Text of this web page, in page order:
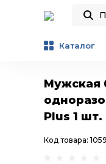
Каталог
Мужская
Plus 1 шт.
Код товара: